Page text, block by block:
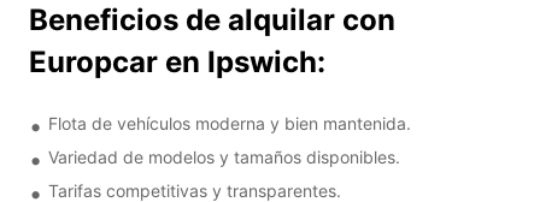
Beneficios de alquilar con
Europcar en Ipswich:
Flota de vehículos moderna y bien mantenida.
Variedad de modelos y tamaños disponibles.
Tarifas competitivas y transparentes.